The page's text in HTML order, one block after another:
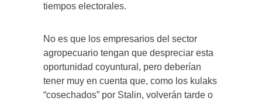
tiempos electorales.
No es que los empresarios del sector
agropecuario tengan que despreciar esta
oportunidad coyuntural, pero deberían
tener muy en cuenta que, como los kulaks
“cosechados” por Stalin, volverán tarde o